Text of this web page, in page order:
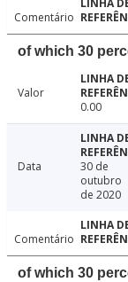
Comentário
of which 30
Valor
0.00
Data
30 de
outubro
de 2020
Comentário
of which 30